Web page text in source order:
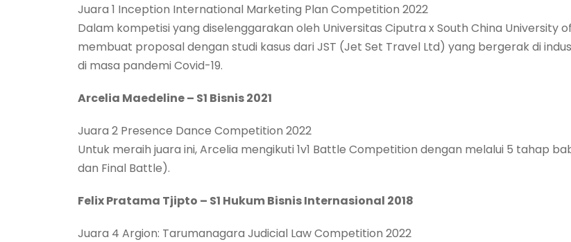
Juara 1 Inception International Marketing Plan Competition 2022
Dalam kompetisi yang diselenggarakan oleh Universitas Ciputra x South China University
membuat proposal dengan studi kasus dari JST (Jet Set Travel Ltd) yang bergerak di
di masa pandemi Covid-19.
Arcelia Maedeline – S1 Bisnis 2021
Juara 2 Presence Dance Competition 2022
Untuk meraih juara ini, Arcelia mengikuti 1v1 Battle Competition dengan melalui 5 tahap
dan Final Battle).
Felix Pratama Tjipto – S1 Hukum Bisnis Internasional 2018
Juara 4 Argion: Tarumanagara Judicial Law Competition 2022